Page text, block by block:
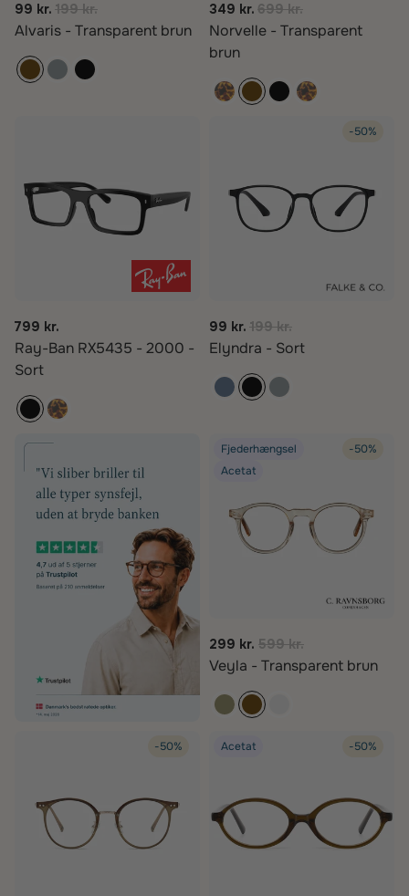
99 kr. 199 kr.
Alvaris - Transparent brun
349 kr. 699 kr.
Norvelle - Transparent
brun
799 kr.
Ray-Ban RX5435 - 2000 -
Sort
-50%
99 kr. 199 kr.
Elyndra - Sort
Fjederhængsel
Acetat
-50%
299 kr. 599 kr.
Veyla - Transparent brun
-50% Acetat -50%